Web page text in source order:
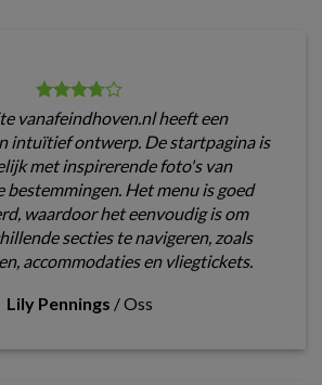
vanafeindhoven.nl heeft een
intuïtief ontwerp. De startpagina is
met inspirerende foto's van
bestemmingen. Het menu is goed
waardoor het eenvoudig is om
secties te navigeren, zoals
accommodaties en vliegtickets.
Lily Pennings /Oss